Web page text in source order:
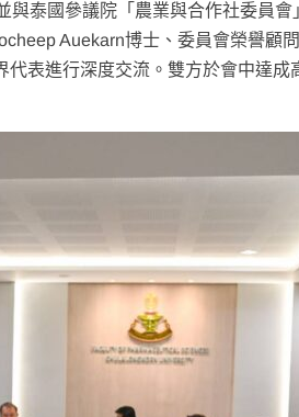
泰國參議院「農業與合作社委員會
Auekarn博士、委員會榮譽顧
表進行深度交流。雙方於會中達成